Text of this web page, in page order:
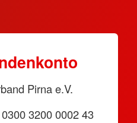
Pirna e.V.
3200 0002 43